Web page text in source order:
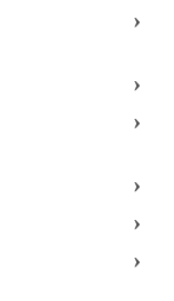
›
›
›
›
›
›